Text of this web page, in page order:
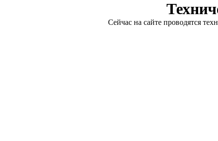
Сейчас на сайте проводятся